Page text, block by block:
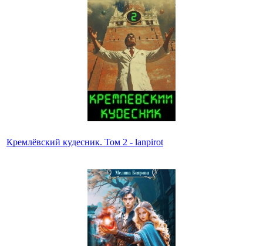
Кремлёвский кудесник. Том 2 - lanpirot